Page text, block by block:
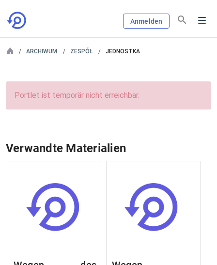
Anmelden
ARCHIWUM ZESPÓŁ JEDNOSTKA
Portlet ist temporär nicht erreichbar.
Verwandte Materialien